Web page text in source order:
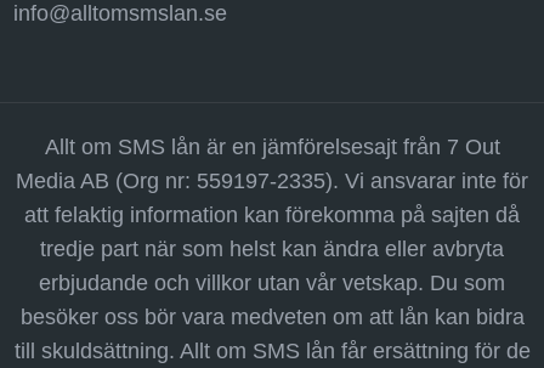
info@alltomsmslan.se
Allt om SMS lån är en jämförelsesajt från 7 Out
Media AB (Org nr: 559197-2335). Vi ansvarar inte för
att felaktig information kan förekomma på sajten då
tredje part när som helst kan ändra eller avbryta
erbjudande och villkor utan vår vetskap. Du som
besöker oss bör vara medveten om att lån kan bidra
till skuldsättning. Allt om SMS lån får ersättning för de